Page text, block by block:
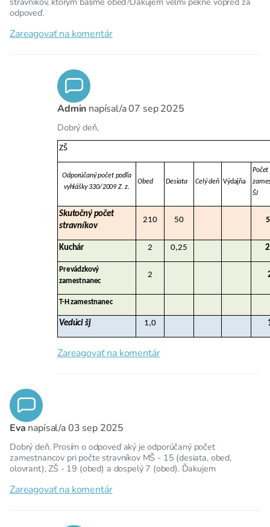
odpoveď.
Zareagovať na komentár
Admin napísal/a07 sep 2025
Dobrý deň,
ZŠ
Odporúčaný počet podľa
vyhlášky 330/2009 Z. z.
Obed Desiata Celý deň Výdajňa
Počet
ŠJ
Skutočný počet
stravníkov
210 50
Kuchár 2 0,25
Prevádzkový
zamestnanec
2
T-H zamestnanec
Vedúci šj 1,0
Zareagovať na komentár
Eva napísal/a03 sep 2025
Dobrý deň. Prosím o odpoveď aký je odporúčaný počet
zamestnancov pri počte stravníkov MŠ - 15 (desiata, obed,
olovrant), ZŠ - 19 (obed) a dospelý 7 (obed). Ďakujem
Zareagovať na komentár